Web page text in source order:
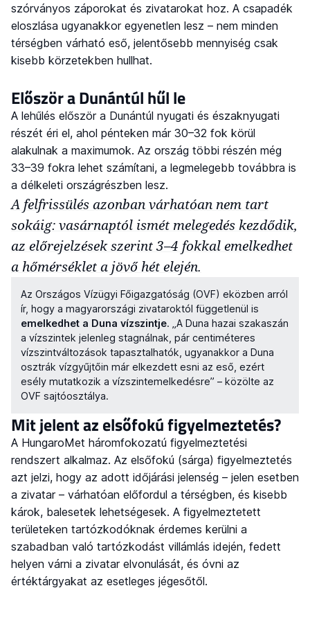
szórványos záporokat és zivatarokat hoz. A csapadék
eloszlása ugyanakkor egyenetlen lesz – nem minden
térségben várható eső, jelentősebb mennyiség csak
kisebb körzetekben hullhat.
Először a Dunántúl hűl le
A lehűlés először a Dunántúl nyugati és északnyugati
részét éri el, ahol pénteken már 30–32 fok körül
alakulnak a maximumok. Az ország többi részén még
33–39 fokra lehet számítani, a legmelegebb továbbra is
a délkeleti országrészben lesz.
A felfrissülés azonban várhatóan nem tart
sokáig: vasárnaptól ismét melegedés kezdődik,
az előrejelzések szerint 3–4 fokkal emelkedhet
a hőmérséklet a jövő hét elején.
Az Országos Vízügyi Főigazgatóság (OVF) eközben arról
ír, hogy a magyarországi zivataroktól függetlenül is
emelkedhet a Duna vízszintje. „A Duna hazai szakaszán
a vízszintek jelenleg stagnálnak, pár centiméteres
vízszintváltozások tapasztalhatók, ugyanakkor a Duna
osztrák vízgyűjtőin már elkezdett esni az eső, ezért
esély mutatkozik a vízszintemelkedésre” – közölte az
OVF sajtóosztálya.
Mit jelent az elsőfokú figyelmeztetés?
A HungaroMet háromfokozatú figyelmeztetési
rendszert alkalmaz. Az elsőfokú (sárga) figyelmeztetés
azt jelzi, hogy az adott időjárási jelenség – jelen esetben
a zivatar – várhatóan előfordul a térségben, és kisebb
károk, balesetek lehetségesek. A figyelmeztetett
területeken tartózkodóknak érdemes kerülni a
szabadban való tartózkodást villámlás idején, fedett
helyen várni a zivatar elvonulását, és óvni az
értéktárgyakat az esetleges jégesőtől.